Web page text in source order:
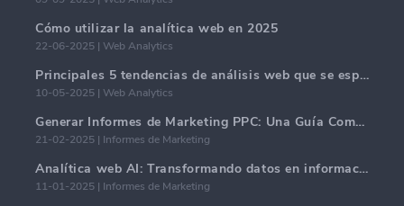
Cómo utilizar la analítica web en 2025
22-06-2025 | Web Analytics
Principales 5 tendencias de análisis web que se espera dominen en 2025
10-05-2025 | Web Analytics
Generar Informes de Marketing PPC: Una Guía Completa
21-02-2025 | Informes de Marketing
Analítica web AI: Transformando datos en información con precisión
11-01-2025 | Informes de Marketing